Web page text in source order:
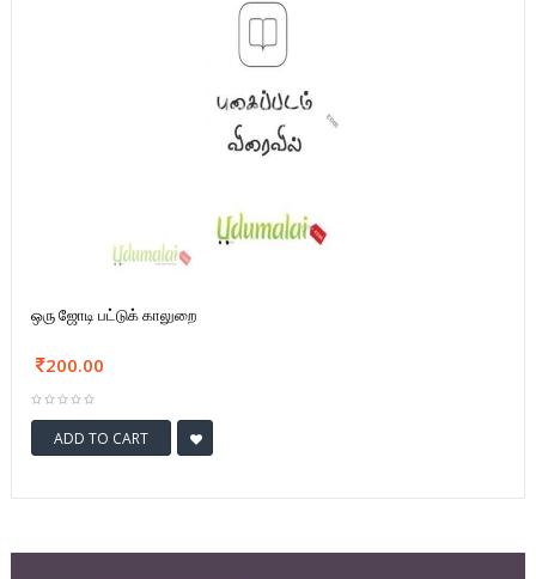
ஒரு ஜோடி பட்டுக் காலுறை
200.00
ADD TO CART